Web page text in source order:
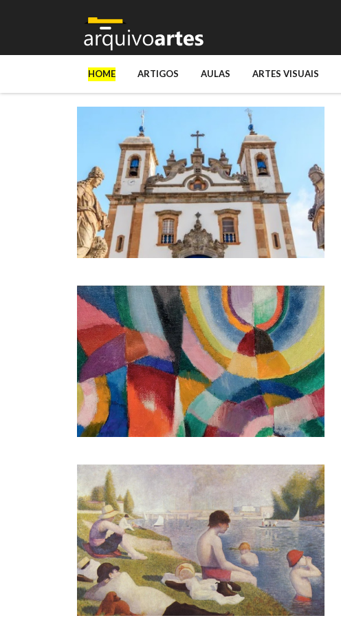
HOME ARTIGOS AULAS ARTES VISUAIS